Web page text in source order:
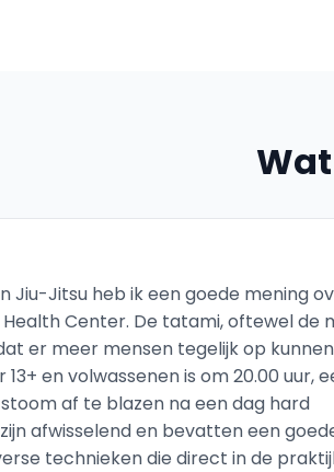
Jiu-Jitsu heb ik een goede mening
Center. De tatami, oftewel de
er meer mensen tegelijk op kunnen
en volwassenen is om 20.00 uur,
af te blazen na een dag hard
afwisselend en bevatten een
technieken die direct in de